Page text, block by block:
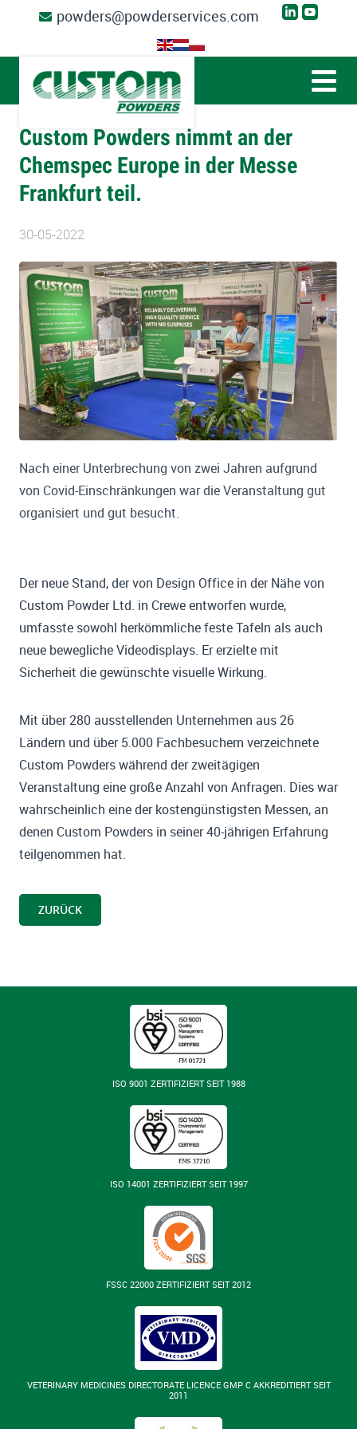
powders@powderservices.com
Custom Powders nimmt an der
Chemspec Europe in der Messe
Frankfurt teil.
30-05-2022
Nach einer Unterbrechung von zwei Jahren aufgrund
von Covid-Einschränkungen war die Veranstaltung gut
organisiert und gut besucht.
Der neue Stand, der von Design Office in der Nähe von
Custom Powder Ltd. in Crewe entworfen wurde,
umfasste sowohl herkömmliche feste Tafeln als auch
neue bewegliche Videodisplays. Er erzielte mit
Sicherheit die gewünschte visuelle Wirkung.
Mit über 280 ausstellenden Unternehmen aus 26
Ländern und über 5.000 Fachbesuchern verzeichnete
Custom Powders während der zweitägigen
Veranstaltung eine große Anzahl von Anfragen. Dies war
wahrscheinlich eine der kostengünstigsten Messen, an
denen Custom Powders in seiner 40-jährigen Erfahrung
teilgenommen hat.
ZURÜCK
ISO 9001 ZERTIFIZIERT SEIT 1988
ISO 14001 ZERTIFIZIERT SEIT 1997
FSSC 22000 ZERTIFIZIERT SEIT 2012
VETERINARY MEDICINES DIRECTORATE LICENCE GMP C AKKREDITIERT SEIT
2011